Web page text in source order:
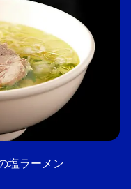
塩ラーメン